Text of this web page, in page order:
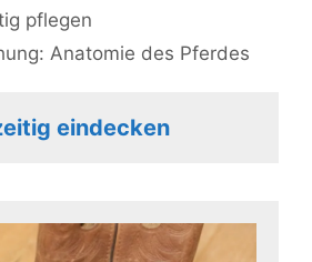
pflegen
Anatomie des Pferdes
eindecken